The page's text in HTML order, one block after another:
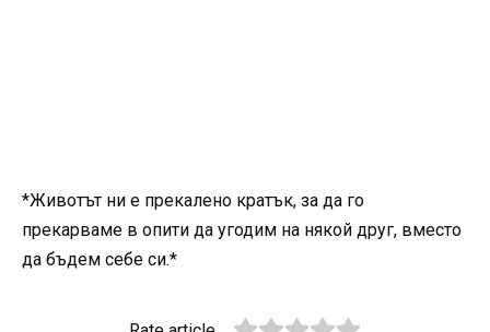
*Животът ни е прекалено кратък, за да го
прекарваме в опити да угодим на някой друг, вместо
да бъдем себе си.*